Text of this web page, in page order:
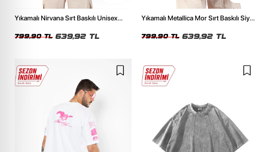
Yıkamalı Nirvana Sırt Baskılı Unisex
799,90 TL 639,92 TL
Yıkamalı Metallica Mor Sırt Baskılı Siyah
799,90 TL 639,92 TL